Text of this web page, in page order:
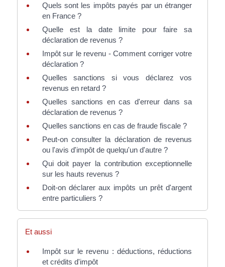
Quels sont les impôts payés par un étranger
en France ?
Quelle est la date limite pour faire sa
déclaration de revenus ?
Impôt sur le revenu - Comment corriger votre
déclaration ?
Quelles sanctions si vous déclarez vos
revenus en retard ?
Quelles sanctions en cas d'erreur dans sa
déclaration de revenus ?
Quelles sanctions en cas de fraude fiscale ?
Peut-on consulter la déclaration de revenus
ou l'avis d'impôt de quelqu'un d'autre ?
Qui doit payer la contribution exceptionnelle
sur les hauts revenus ?
Doit-on déclarer aux impôts un prêt d'argent
entre particuliers ?
Et aussi
Impôt sur le revenu : déductions, réductions
et crédits d'impôt